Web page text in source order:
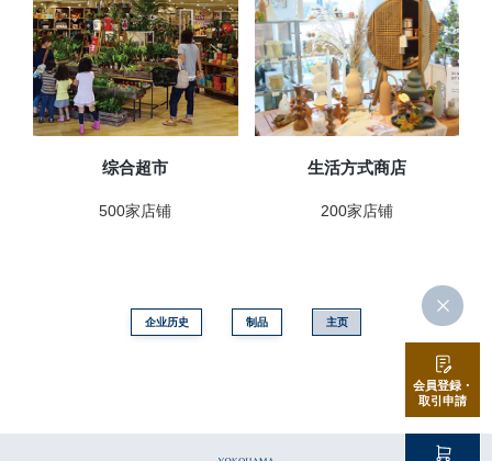
综合超市
500家店铺
生活方式商店
200家店铺
企业历史 制品 主页
会員登録・
取引申請